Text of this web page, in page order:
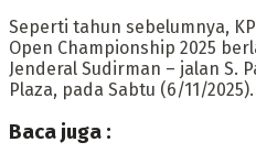
Seperti tahun sebelumnya,
Open Championship 2025
Jenderal Sudirman – jalan S.
Plaza, pada Sabtu (6/11/2025).
Baca juga :